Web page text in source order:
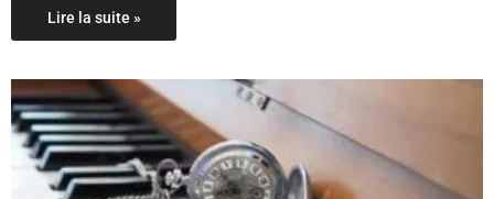
Lire la suite »